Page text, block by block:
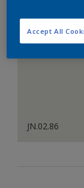
JN.02.86
Accept All